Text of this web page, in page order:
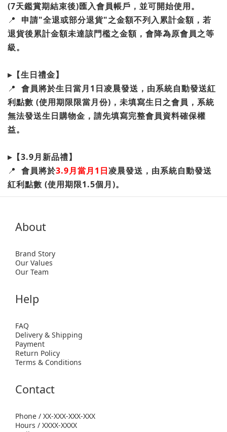
(7天鑑賞期結束後)匯入會員帳戶，並可開始使用。
📍
申請"全退或部分退貨"之金額不列入累計金額，若
退貨後累計金額未達該門檻之金額，會降為原會員之等
級。
▸【生日禮金】
📍 會員將於生日當月1日凌晨發送，由系統自動發送紅
利點數 (使用期限限當月份)，未填寫生日之會員，系統
無法發送生日購物金，請先填寫完整會員資料確保權
益。
▸【3.9月新品禮】
📍 會員將於3.9月當月1日凌晨發送，由系統自動發送
紅利點數 (使用期限1.5個月)。
About
Brand Story
Our Values
Our Team
Help
FAQ
Delivery & Shipping
Payment
Return Policy
Terms & Conditions
Contact
Phone / XX-XXX-XXX-XXX
Hours / XXXX-XXXX